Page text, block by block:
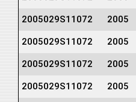
2005029S11072 2005
2005029S11072 2005
2005029S11072 2005
2005029S11072 2005